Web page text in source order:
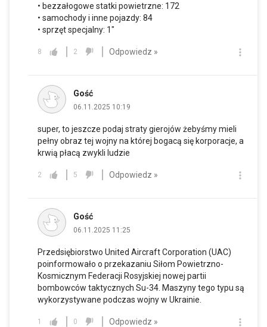
• bezzałogowe statki powietrzne: 172
• samochody i inne pojazdy: 84
• sprzęt specjalny: 1"
8 2 Odpowiedz »
Gość
06.11.2025 10:19
super, to jeszcze podaj straty gierojów żebyśmy mieli
pełny obraz tej wojny na której bogacą się korporacje, a
krwią płacą zwykli ludzie
2 5 Odpowiedz »
Gość
06.11.2025 11:25
Przedsiębiorstwo United Aircraft Corporation (UAC)
poinformowało o przekazaniu Siłom Powietrzno-
Kosmicznym Federacji Rosyjskiej nowej partii
bombowców taktycznych Su-34. Maszyny tego typu są
wykorzystywane podczas wojny w Ukrainie.
1 0 Odpowiedz »